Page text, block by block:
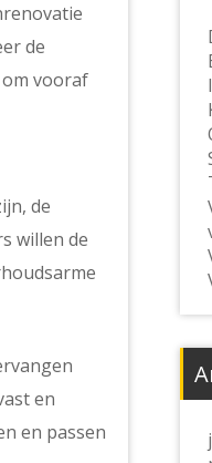
de
vooraf
de
willen de
en
en passen